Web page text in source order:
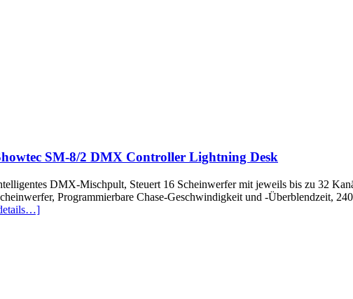
SM-8/2 DMX Controller Lightning Desk
DMX-Mischpult, Steuert 16 Scheinwerfer mit jeweils bis zu 32
Programmierbare Chase-Geschwindigkeit und -Überblendzeit,